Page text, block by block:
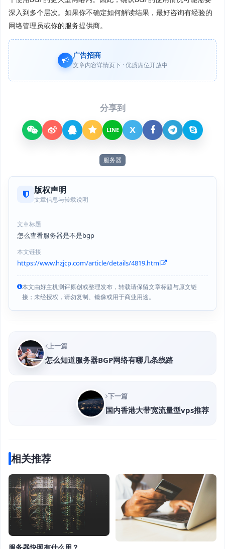
深入到多个层次。如果你不确定如何解读结果，最好咨询有经验的
网络管理员或你的服务提供商。
广告招商
文章内容详情页下 · 优质席位开放中
分享到
LINE X
服务器
版权声明
文章信息与转载说明
文章标题
怎么查看服务器是不是bgp
本文链接
https://www.hzjcp.com/article/details/4819.html
本文由好主机测评原创或整理发布，转载请保留文章标题与原文链
接；未经授权，请勿复制、镜像或用于商业用途。
上一篇
怎么知道服务器BGP网络有哪几条线路
下一篇
国内香港大带宽流量型vps推荐
相关推荐